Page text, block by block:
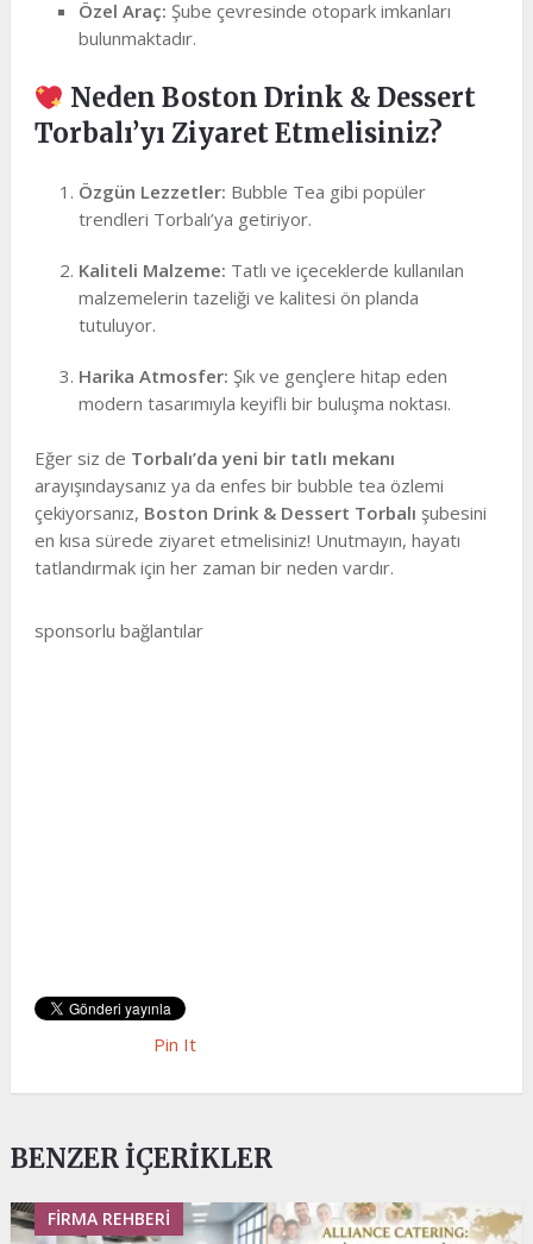
Özel Araç: Şube çevresinde otopark imkanları
bulunmaktadır.
Neden Boston Drink & Dessert
Torbalı’yı Ziyaret Etmelisiniz?
Özgün Lezzetler: Bubble Tea gibi popüler
trendleri Torbalı’ya getiriyor.
Kaliteli Malzeme: Tatlı ve içeceklerde kullanılan
malzemelerin tazeliği ve kalitesi ön planda
tutuluyor.
Harika Atmosfer: Şık ve gençlere hitap eden
modern tasarımıyla keyifli bir buluşma noktası.
Eğer siz de Torbalı’da yeni bir tatlı mekanı
arayışındaysanız ya da enfes bir bubble tea özlemi
çekiyorsanız, Boston Drink & Dessert Torbalı şubesini
en kısa sürede ziyaret etmelisiniz! Unutmayın, hayatı
tatlandırmak için her zaman bir neden vardır.
sponsorlu bağlantılar
Pin It
BENZER İÇERIKLER
FIRMA REHBERI